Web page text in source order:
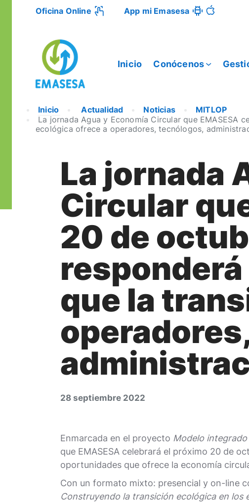
Oficina Online App mi Emasesa
Inicio Conócenos
Inicio Actualidad Noticias
MITLOP
La jornada Agua y Economía Circular que EMASESA
ecológica ofrece a operadores, tecnólogos,
La jornada
Circular
20 de
que la
28 septiembre 2022
Enmarcada en el proyecto Modelo
que EMASESA celebrará el próximo 20 de
oportunidades que ofrece la economía
Con un formato mixto: presencial y on-line
Construyendo la transición ecológica en los